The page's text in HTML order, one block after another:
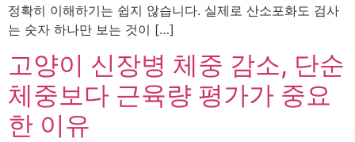
정확히 이해하기는 쉽지 않습니다. 실제로 산소포화도 검사
는 숫자 하나만 보는 것이 […]
고양이 신장병 체중 감소, 단순
체중보다 근육량 평가가 중요
한 이유